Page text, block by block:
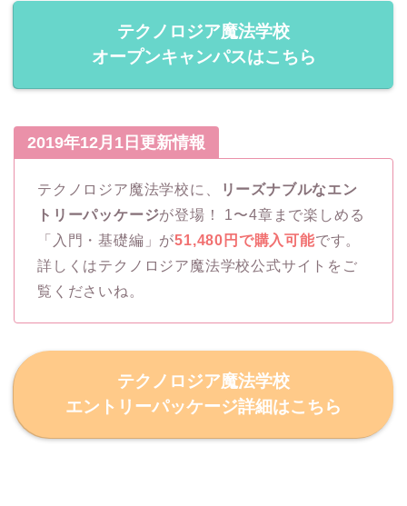
テクノロジア魔法学校
オープンキャンパスはこちら
2019年12月1日更新情報
テクノロジア魔法学校に、
リーズナブルなエン
トリーパッケージが登場！ 1〜4章まで楽しめる
「入門・基礎編」が51,480円で購入可能です。
詳しくはテクノロジア魔法学校公式サイトをご
覧くださいね。
テクノロジア魔法学校
エントリーパッケージ詳細はこちら